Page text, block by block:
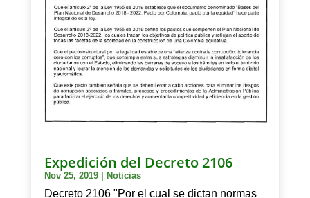
Expedición del Decreto 2106
Nov 25, 2019| Noticias
Decreto 2106 "Por el cual se dictan normas